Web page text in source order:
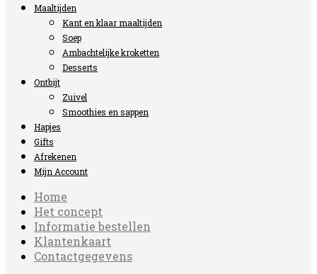
Maaltijden
Kant en klaar maaltijden
Soep
Ambachtelijke kroketten
Desserts
Ontbijt
Zuivel
Smoothies en sappen
Hapjes
Gifts
Afrekenen
Mijn Account
Home
Het concept
Informatie bestellen
Klantenkaart
Contactgegevens